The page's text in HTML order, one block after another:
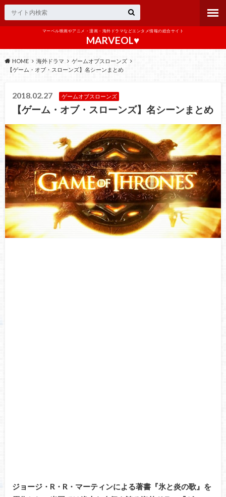
マーベル映画やアニメ・漫画・海外ドラマなどエンタメ情報の総合サイト
MARVEOL♥️
HOME 海外ドラマ
ゲームオブスローンズ
【ゲーム・オブ・スローンズ】名シーンまとめ
2018.02.27 ゲームオブスローンズ
【ゲーム・オブ・スローンズ】名シーンまとめ
ジョージ・R・R・マーティンによる著書『氷と炎の歌』を